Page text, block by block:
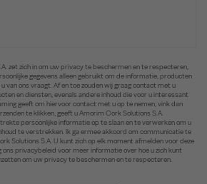
zet zich in om uw privacy te beschermen en te respecteren,
gegevens alleen gebruikt om de informatie, producten
van ons vraagt. Af en toe zouden wij graag contact met u
en diensten, evenals andere inhoud die voor u interessant
geeft om hiervoor contact met u op te nemen, vink dan
te klikken, geeft u Amorim Cork Solutions S.A.
persoonlijke informatie op te slaan en te verwerken om u
te verstrekken. Ik ga ermee akkoord om communicatie te
Solutions S.A. U kunt zich op elk moment afmelden voor deze
privacybeleid voor meer informatie over hoe u zich kunt
om uw privacy te beschermen en te respecteren.